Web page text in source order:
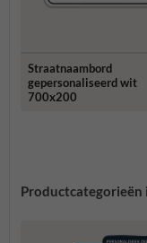
Straatnaambord
gepersonaliseerd wit
700x200
Productcategorieën